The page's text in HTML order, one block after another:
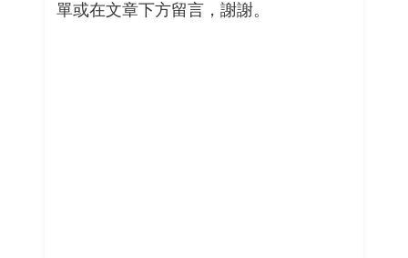
單或在文章下方留言，謝謝。